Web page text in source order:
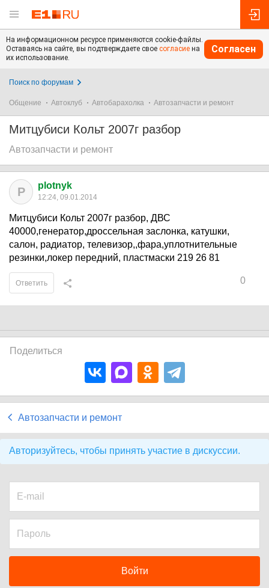
На информационном ресурсе применяются cookie-файлы.
Оставаясь на сайте, вы подтверждаете свое согласие на
их использование.
Согласен
Поиск по форумам
Общение Автоклуб Автобарахолка Автозапчасти и ремонт
Митцубиси Кольт 2007г разбор
Автозапчасти и ремонт
P plotnyk
12:24, 09.01.2014
Митцубиси Кольт 2007г разбор, ДВС
40000,генератор,дроссельная заслонка, катушки,
салон, радиатор, телевизор,,фара,уплотнительные
резинки,локер передний, пластмаски 219 26 81
0
Ответить
Поделиться
Автозапчасти и ремонт
Авторизуйтесь, чтобы принять участие в дискуссии.
Войти